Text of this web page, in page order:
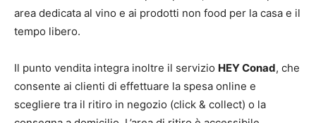
area dedicata al vino e ai prodotti non food per la casa e il
tempo libero.
Il punto vendita integra inoltre il servizio HEY Conad, che
consente ai clienti di effettuare la spesa online e
scegliere tra il ritiro in negozio (click & collect) o la